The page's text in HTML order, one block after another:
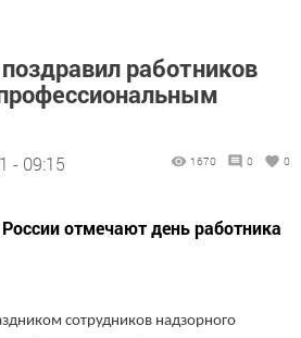
работников
- 09:15 1670 0 0
отмечают день работника
сотрудников надзорного